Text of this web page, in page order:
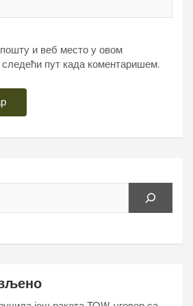
и веб место у овом
следећи пут када коментаришем.